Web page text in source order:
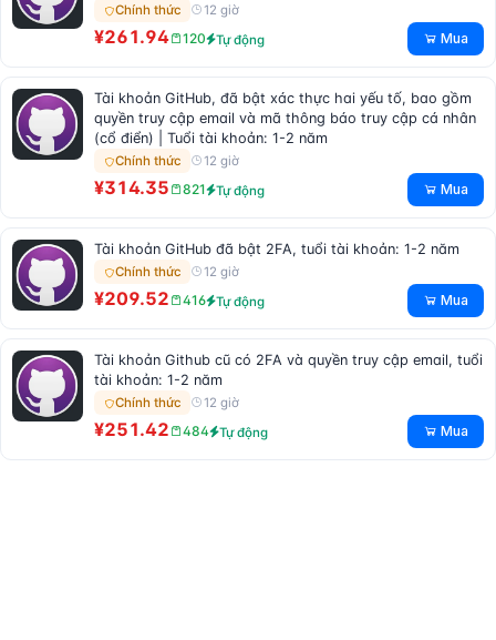
Chính thức 12 giờ
¥261.94 120 Tự động Mua
Tài khoản GitHub, đã bật xác thực hai yếu tố, bao gồm
quyền truy cập email và mã thông báo truy cập cá nhân
(cổ điển) | Tuổi tài khoản: 1-2 năm
Chính thức 12 giờ
¥314.35 821 Tự động Mua
Tài khoản GitHub đã bật 2FA, tuổi tài khoản: 1-2 năm
Chính thức 12 giờ
¥209.52 416 Tự động Mua
Tài khoản Github cũ có 2FA và quyền truy cập email, tuổi
tài khoản: 1-2 năm
Chính thức 12 giờ
¥251.42 484 Tự động Mua